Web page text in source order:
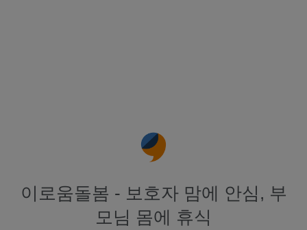
이로움돌봄 - 보호자 맘에 안심, 부
모님 몸에 휴식